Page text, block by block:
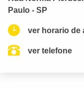
Paulo - SP
ver horario de
ver telefone